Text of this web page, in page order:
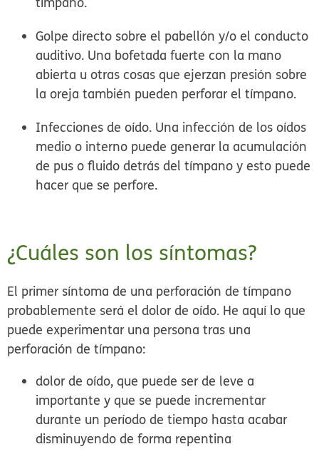
Golpe directo sobre el pabellón y/o el conducto
auditivo. Una bofetada fuerte con la mano
abierta u otras cosas que ejerzan presión sobre
la oreja también pueden perforar el tímpano.
Infecciones de oído. Una infección de los oídos
medio o interno puede generar la acumulación
de pus o fluido detrás del tímpano y esto puede
hacer que se perfore.
¿Cuáles son los síntomas?
El primer síntoma de una perforación de tímpano
probablemente será el dolor de oído. He aquí lo que
puede experimentar una persona tras una
perforación de tímpano:
dolor de oído, que puede ser de leve a
importante y que se puede incrementar
durante un período de tiempo hasta acabar
disminuyendo de forma repentina